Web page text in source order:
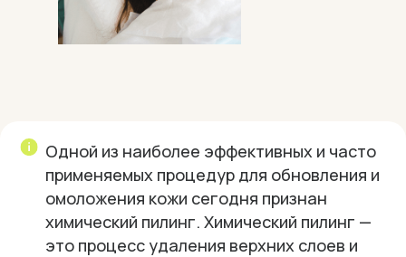
Одной из наиболее эффективных и часто
применяемых процедур для обновления и
омоложения кожи сегодня признан
химический пилинг. Химический пилинг —
это процесс удаления верхних слоев и